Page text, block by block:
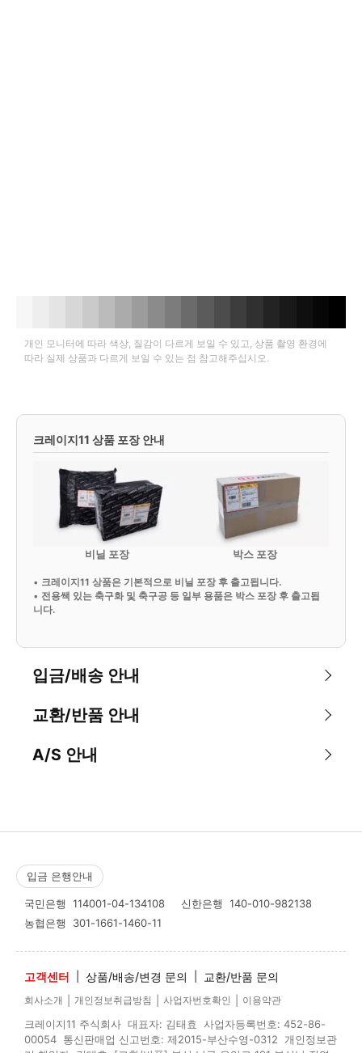
개인 모니터에 따라 색상, 질감이 다르게 보일 수 있고, 상품 촬영 환경에
따라 실제 상품과 다르게 보일 수 있는 점 참고해주십시오.
크레이지11 상품 포장 안내
비닐 포장 박스 포장
• 크레이지11 상품은 기본적으로 비닐 포장 후 출고됩니다.
• 전용쌕 있는 축구화 및 축구공 등 일부 용품은 박스 포장 후 출고됩
니다.
입금/배송 안내
교환/반품 안내
A/S 안내
입금 은행안내
국민은행 114001-04-134108 신한은행 140-010-982138
농협은행 301-1661-1460-11
고객센터 상품/배송/변경 문의 교환/반품 문의
회사소개 개인정보취급방침 사업자번호확인 이용약관
크레이지11 주식회사 대표자: 김태효 사업자등록번호: 452-86-
00054 통신판매업 신고번호: 제2015-부산수영-0312 개인정보관